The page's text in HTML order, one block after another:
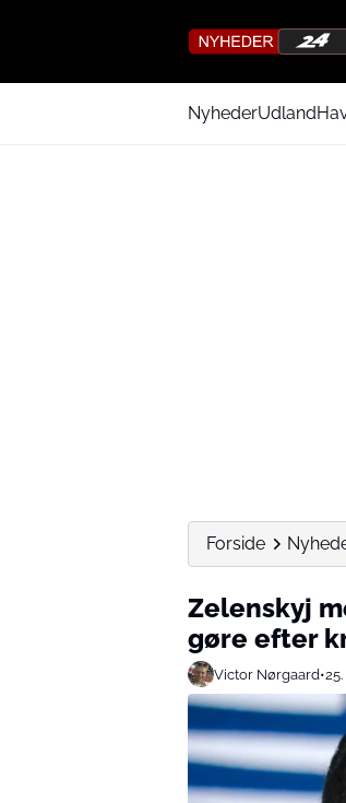
NyhederUdland
Forside
Zelenskyj
gøre efter
Victor Nørgaard•